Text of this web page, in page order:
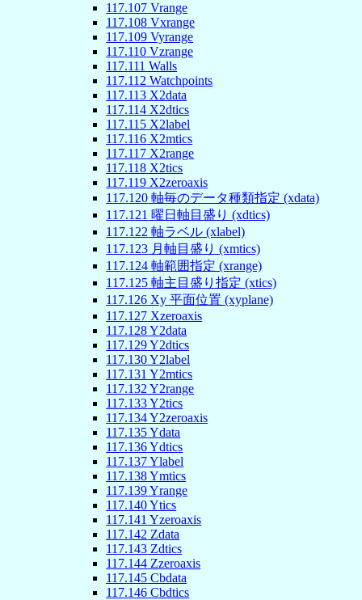
117.107 Vrange
117.108 Vxrange
117.109 Vyrange
117.110 Vzrange
117.111 Walls
117.112 Watchpoints
117.113 X2data
117.114 X2dtics
117.115 X2label
117.116 X2mtics
117.117 X2range
117.118 X2tics
117.119 X2zeroaxis
117.120 軸毎のデータ種類指定 (xdata)
117.121 曜日軸目盛り (xdtics)
117.122 軸ラベル (xlabel)
117.123 月軸目盛り (xmtics)
117.124 軸範囲指定 (xrange)
117.125 軸主目盛り指定 (xtics)
117.126 Xy 平面位置 (xyplane)
117.127 Xzeroaxis
117.128Y2data
117.129Y2dtics
117.130Y2label
117.131 Y2mtics
117.132 Y2range
117.133Y2tics
117.134Y2zeroaxis
117.135Ydata
117.136Ydtics
117.137Ylabel
117.138Ymtics
117.139Yrange
117.140Ytics
117.141 Yzeroaxis
117.142 Zdata
117.143 Zdtics
117.144 Zzeroaxis
117.145 Cbdata
117.146 Cbdtics